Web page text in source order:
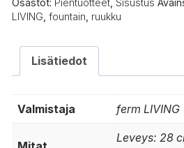
Osastot: Pientuotteet Sisustus
LIVING fountain ruukku
Lisätiedot
Valmistaja ferm LIVING
Leveys: 28